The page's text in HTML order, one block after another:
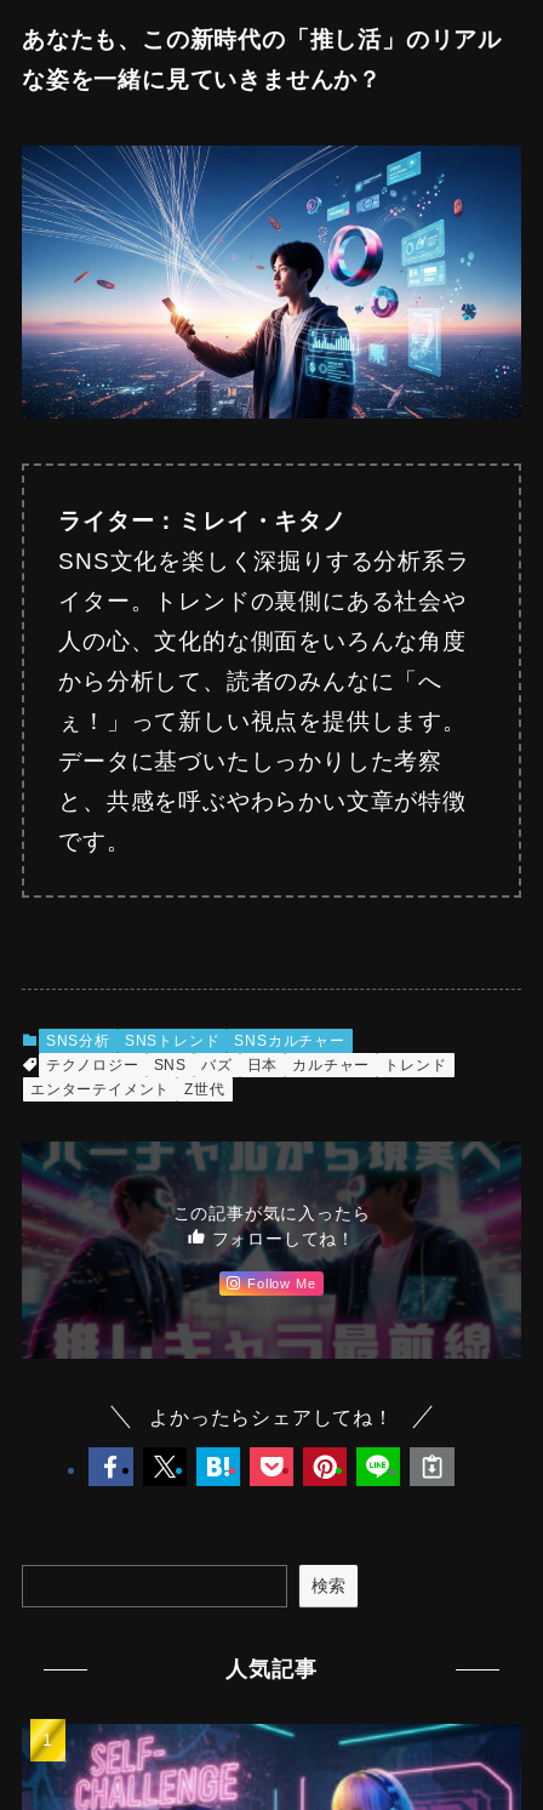
あなたも、この新時代の「推し活」のリアル
な姿を一緒に見ていきませんか？
ライター：ミレイ・キタノ
SNS文化を楽しく深掘りする分析系ラ
イター。トレンドの裏側にある社会や
人の心、文化的な側面をいろんな角度
から分析して、読者のみんなに「へ
ぇ！」って新しい視点を提供します。
データに基づいたしっかりした考察
と、共感を呼ぶやわらかい文章が特徴
です。
SNS分析 SNSトレンド
SNSカルチャー
テクノロジー
SNS バズ 日本 カルチャー
トレンド
エンターテイメント
Z世代
この記事が気に入ったら
フォローしてね！
Follow Me
よかったらシェアしてね！
検索
人気記事